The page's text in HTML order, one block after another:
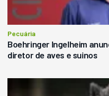
Pecuária
Boehringer Ingelheim
diretor de aves e suinos